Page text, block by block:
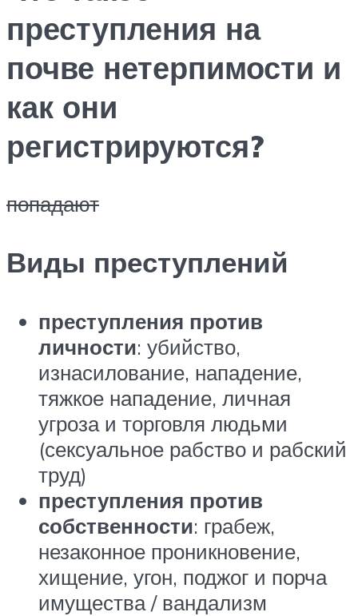
преступления на
почве нетерпимости и
как они
регистрируются?
попадают
Виды преступлений
преступления против
личности: убийство,
изнасилование, нападение,
тяжкое нападение, личная
угроза и торговля людьми
(сексуальное рабство и рабский
труд)
преступления против
собственности: грабеж,
незаконное проникновение,
хищение, угон, поджог и порча
имущества / вандализм